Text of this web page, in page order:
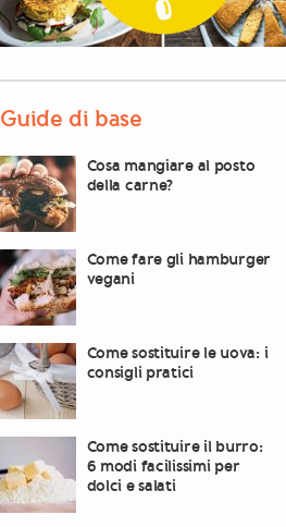
Guide di base
Cosa mangiare al posto
della carne?
Come fare gli hamburger
vegani
Come sostituire le uova: i
consigli pratici
Come sostituire il burro:
6 modi facilissimi per
dolci e salati